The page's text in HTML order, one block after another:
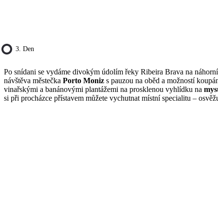
3. Den
Po snídani se vydáme divokým údolím řeky Ribeira Brava na
návštěva městečka Porto Moniz s pauzou na oběd a možností
vinařskými a banánovými plantážemi na prosklenou vyhlídku na
si při procházce přístavem můžete vychutnat místní specialitu –